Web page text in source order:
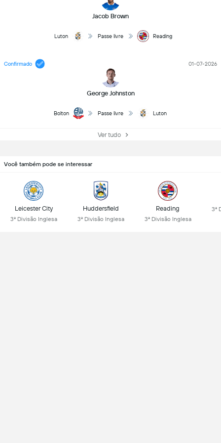
Jacob Brown
Luton Passe livre Reading
Confirmado
George Johnston
01-07-2026
Bolton Passe livre Luton
Ver tudo
Você também pode se interessar
Leicester City
3ª Divisão Inglesa
Huddersfield
3ª Divisão Inglesa
Reading
3ª Divisão Inglesa
3ª